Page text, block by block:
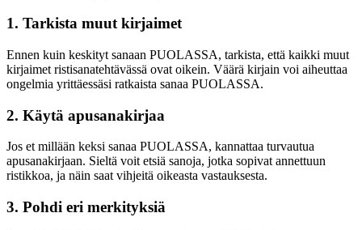
1. Tarkista muut kirjaimet
Ennen kuin keskityt sanaan PUOLASSA, tarkista, että kaikki muut
kirjaimet ristisanatehtävässä ovat oikein. Väärä kirjain voi aiheuttaa
ongelmia yrittäessäsi ratkaista sanaa PUOLASSA.
2. Käytä apusanakirjaa
Jos et millään keksi sanaa PUOLASSA, kannattaa turvautua
apusanakirjaan. Sieltä voit etsiä sanoja, jotka sopivat annettuun
ristikkoa, ja näin saat vihjeitä oikeasta vastauksesta.
3. Pohdi eri merkityksiä